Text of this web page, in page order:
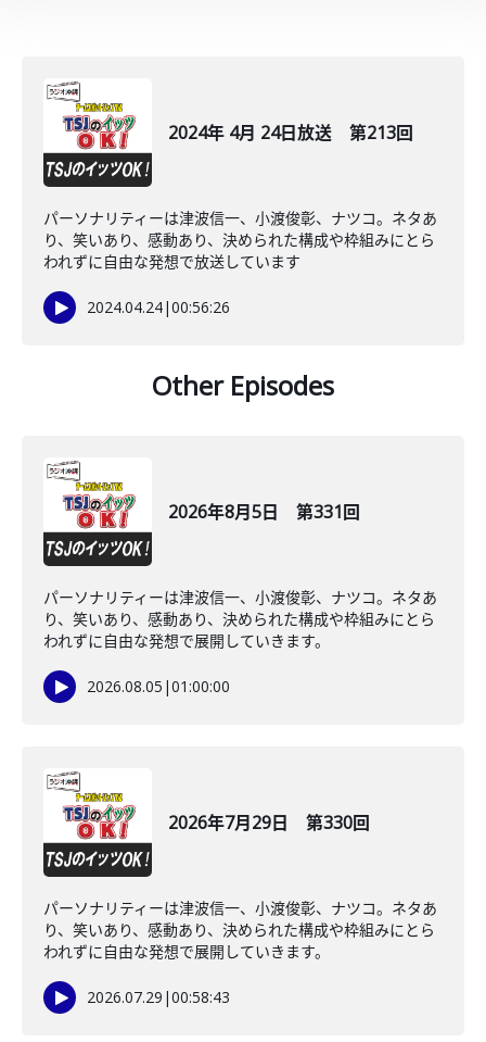
2024年 4月 24日放送 第213回
パーソナリティーは津波信一、小渡俊彰、ナツコ。ネタあ
り、笑いあり、感動あり、決められた構成や枠組みにとら
われずに自由な発想で放送しています
2024.04.24|00:56:26
Other Episodes
2026年8月5日 第331回
パーソナリティーは津波信一、小渡俊彰、ナツコ。ネタあ
り、笑いあり、感動あり、決められた構成や枠組みにとら
われずに自由な発想で展開していきます。
2026.08.05 |01:00:00
2026年7月29日 第330回
パーソナリティーは津波信一、小渡俊彰、ナツコ。ネタあ
り、笑いあり、感動あり、決められた構成や枠組みにとら
われずに自由な発想で展開していきます。
2026.07.29 |00:58:43